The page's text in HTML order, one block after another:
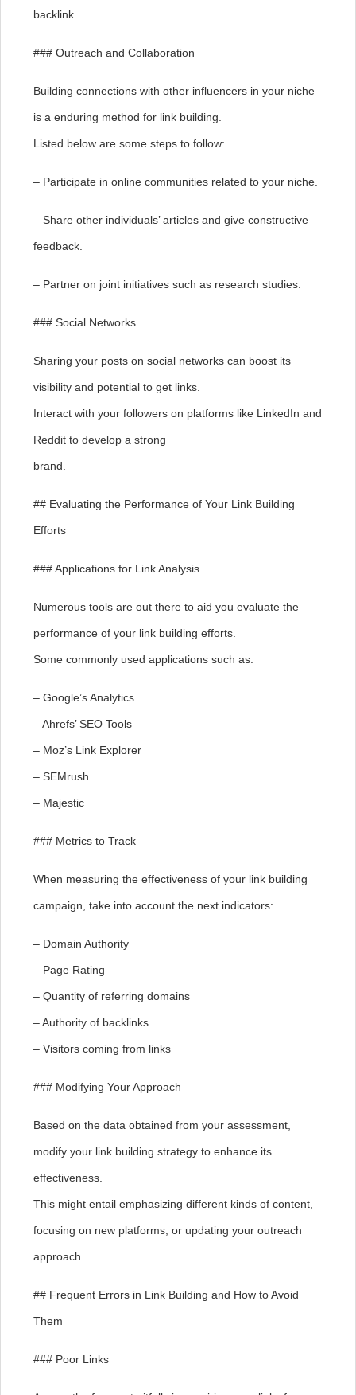
backlink.
### Outreach and Collaboration
Building connections with other influencers in your niche
is a enduring method for link building.
Listed below are some steps to follow:
– Participate in online communities related to your niche.
– Share other individuals’ articles and give constructive
feedback.
– Partner on joint initiatives such as research studies.
### Social Networks
Sharing your posts on social networks can boost its
visibility and potential to get links.
Interact with your followers on platforms like LinkedIn and
Reddit to develop a strong
brand.
## Evaluating the Performance of Your Link Building
Efforts
### Applications for Link Analysis
Numerous tools are out there to aid you evaluate the
performance of your link building efforts.
Some commonly used applications such as:
– Google’s Analytics
– Ahrefs’ SEO Tools
– Moz’s Link Explorer
– SEMrush
– Majestic
### Metrics to Track
When measuring the effectiveness of your link building
campaign, take into account the next indicators:
– Domain Authority
– Page Rating
– Quantity of referring domains
– Authority of backlinks
– Visitors coming from links
### Modifying Your Approach
Based on the data obtained from your assessment,
modify your link building strategy to enhance its
effectiveness.
This might entail emphasizing different kinds of content,
focusing on new platforms, or updating your outreach
approach.
## Frequent Errors in Link Building and How to Avoid
Them
### Poor Links